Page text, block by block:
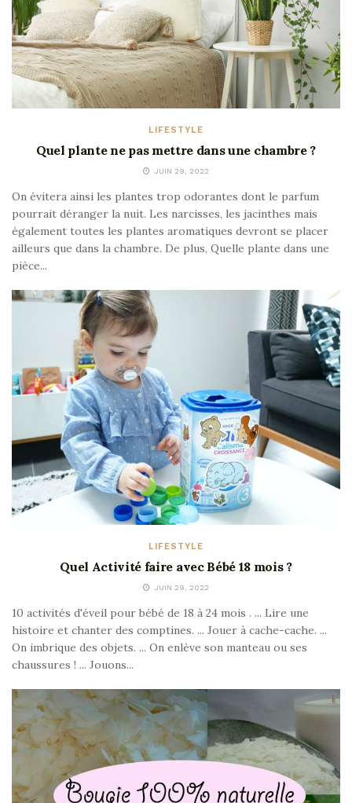
LIFESTYLE
Quel plante ne pas mettre dans une chambre ?
JUIN 29, 2022
On évitera ainsi les plantes trop odorantes dont le parfum
pourrait déranger la nuit. Les narcisses, les jacinthes mais
également toutes les plantes aromatiques devront se placer
ailleurs que dans la chambre. De plus, Quelle plante dans une
pièce...
LIFESTYLE
Quel Activité faire avec Bébé 18 mois ?
JUIN 29, 2022
10 activités d'éveil pour bébé de 18 à 24 mois . ... Lire une
histoire et chanter des comptines. ... Jouer à cache-cache. ...
On imbrique des objets. ... On enlève son manteau ou ses
chaussures ! ... Jouons...